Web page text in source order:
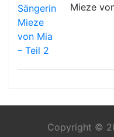
Mieze
Copyright ©